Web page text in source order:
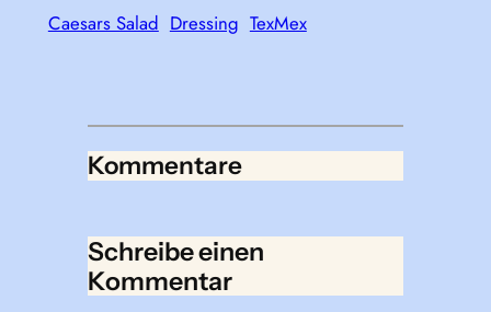
Caesars Salad Dressing TexMex
Kommentare
Schreibe einen
Kommentar